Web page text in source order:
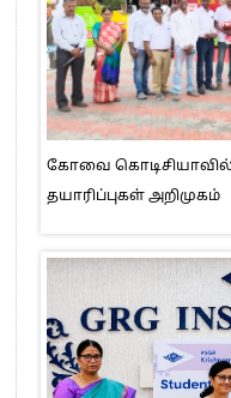
கோவை கொடிசியாவில்
தயாரிப்புகள் அறிமுகம்